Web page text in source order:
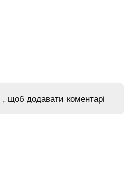
, щоб додавати коментарі